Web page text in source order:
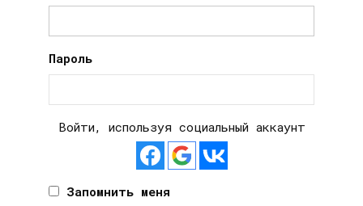
Пароль
Войти, используя социальный аккаунт
Запомнить меня